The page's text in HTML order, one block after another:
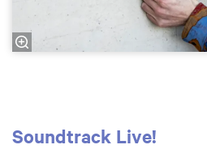
Soundtrack Live!